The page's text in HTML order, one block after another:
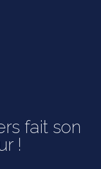
fait son
!